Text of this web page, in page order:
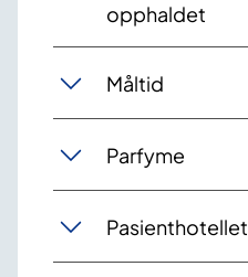
opphaldet
Måltid
Parfyme
Pasienthotellet